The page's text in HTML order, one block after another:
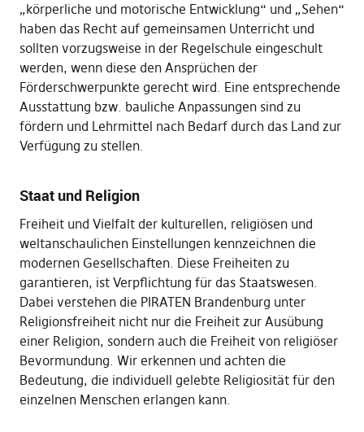
„körperliche und motorische Entwicklung“ und „Sehen“
haben das Recht auf gemeinsamen Unterricht und
sollten vorzugsweise in der Regelschule eingeschult
werden, wenn diese den Ansprüchen der
Förderschwerpunkte gerecht wird. Eine entsprechende
Ausstattung bzw. bauliche Anpassungen sind zu
fördern und Lehrmittel nach Bedarf durch das Land zur
Verfügung zu stellen.
Staat und Religion
Freiheit und Vielfalt der kulturellen, religiösen und
weltanschaulichen Einstellungen kennzeichnen die
modernen Gesellschaften. Diese Freiheiten zu
garantieren, ist Verpflichtung für das Staatswesen.
Dabei verstehen die PIRATEN Brandenburg unter
Religionsfreiheit nicht nur die Freiheit zur Ausübung
einer Religion, sondern auch die Freiheit von religiöser
Bevormundung. Wir erkennen und achten die
Bedeutung, die individuell gelebte Religiosität für den
einzelnen Menschen erlangen kann.